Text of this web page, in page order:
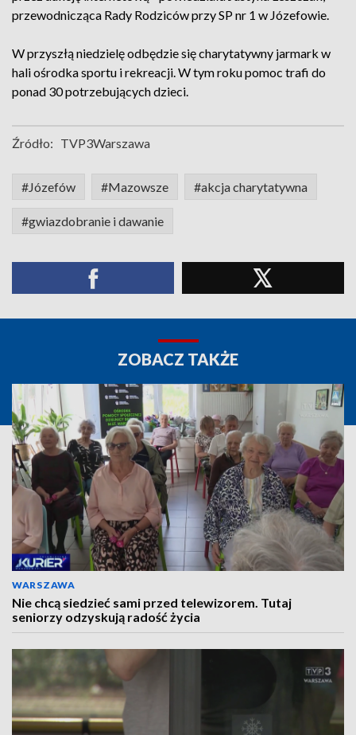
przewodnicząca Rady Rodziców przy SP nr 1 w Józefowie.
W przyszłą niedzielę odbędzie się charytatywny jarmark w
hali ośrodka sportu i rekreacji. W tym roku pomoc trafi do
ponad 30 potrzebujących dzieci.
Źródło: TVP3Warszawa
#Józefów #Mazowsze #akcja charytatywna
#gwiazdobranie i dawanie
ZOBACZ TAKŻE
WARSZAWA
Nie chcą siedzieć sami przed telewizorem. Tutaj
seniorzy odzyskują radość życia